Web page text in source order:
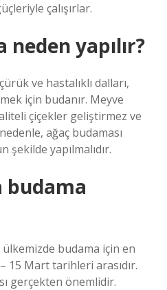
çalışırlar.
yapılır?
ve hastalıklı dalları,
için budanır. Meyve
çiçekler geliştirmez ve
ağaç budaması
yapılmalıdır.
budama
budama için en
15 Mart tarihleri ​​arasıdır.
gerçekten önemlidir.